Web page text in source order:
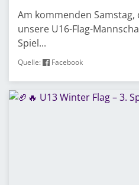
Am kommenden
unsere U16-Flag-
Spiel...
Quelle: Facebook